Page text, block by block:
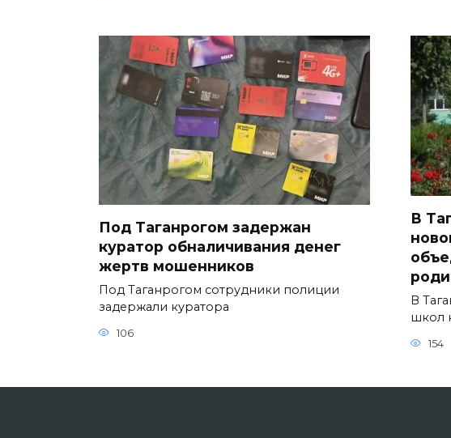
Под Таганрогом задержан
куратор обналичивания денег
жертв мошенников
Под Таганрогом сотрудники полиции
задержали куратора
106
В
В
школ
154